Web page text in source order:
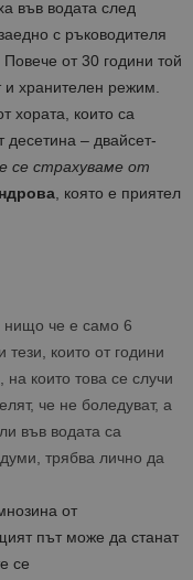
във водата след
с ръководителя
Повече от 30 години той
и хранителен режим.
хората, които са
десетина – двайсет-
се страхуваме от
, която е приятел
нищо че е само 6
които от години
на които това се случи
че не боледуват, а
във водата са
трябва лично да
от
път може да станат
се